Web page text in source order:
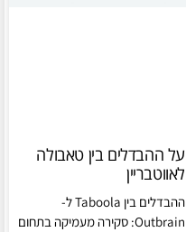
על ההבדלים בין טאבולה
לאווטבריין
ההבדלים בין Taboola ל-
Outbrain: סקירה מעמיקה בתחום